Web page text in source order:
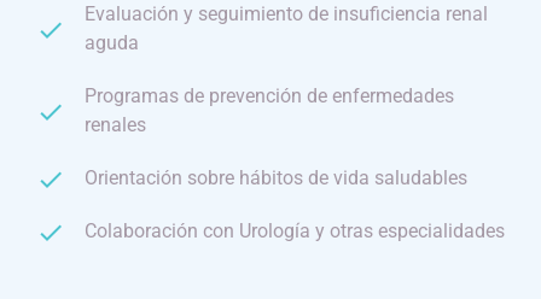
Evaluación y seguimiento de insuficiencia renal
aguda
Programas de prevención de enfermedades
renales
Orientación sobre hábitos de vida saludables
Colaboración con Urología y otras especialidades